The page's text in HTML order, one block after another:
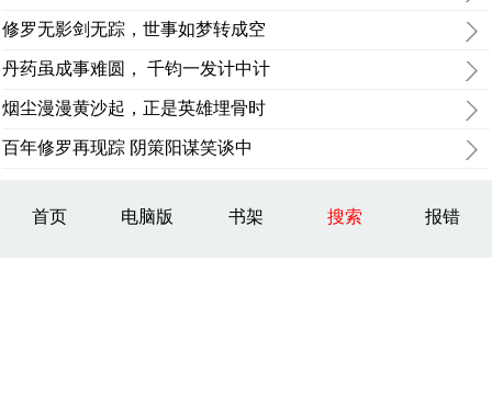
修罗无影剑无踪，世事如梦转成空
丹药虽成事难圆， 千钧一发计中计
烟尘漫漫黄沙起，正是英雄埋骨时
百年修罗再现踪 阴策阳谋笑谈中
首页 电脑版 书架 搜索 报错